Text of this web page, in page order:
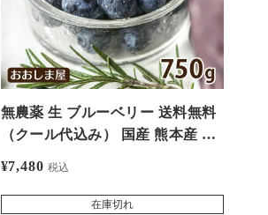
無農薬 生 ブルーベリー 送料無料
（クール代込み） 国産 熊本産 農
出荷予定 生食 フルーツ 果物 大嶌
¥7,480 税込
在庫切れ